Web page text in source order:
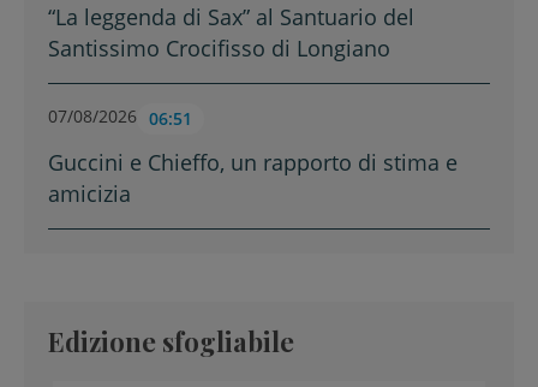
“La leggenda di Sax” al Santuario del
Santissimo Crocifisso di Longiano
07/08/2026 06:51
Guccini e Chieffo, un rapporto di stima e
amicizia
Edizione sfogliabile